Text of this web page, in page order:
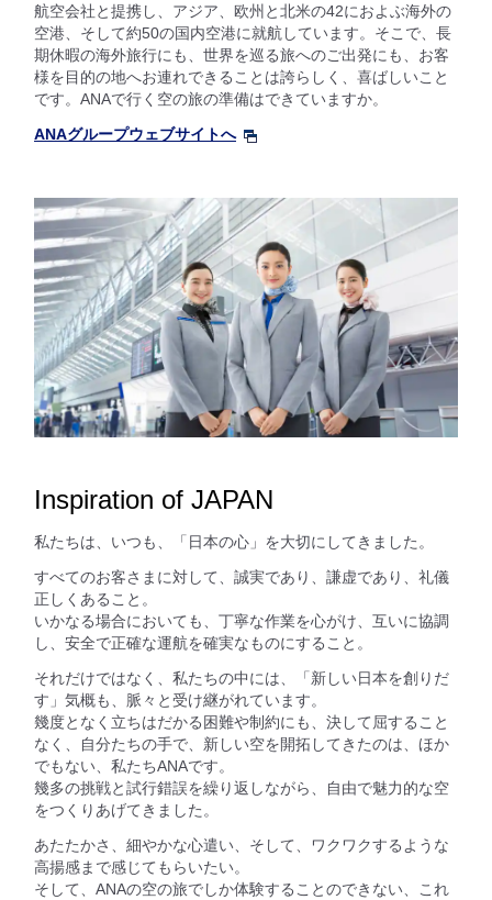
航空会社と提携し、アジア、欧州と北米の42におよぶ海外の
空港、そして約50の国内空港に就航しています。そこで、長
期休暇の海外旅行にも、世界を巡る旅へのご出発にも、お客
様を目的の地へお連れできることは誇らしく、喜ばしいこと
です。ANAで行く空の旅の準備はできていますか。
ANAグループウェブサイトへ
Inspiration of JAPAN
私たちは、いつも、「日本の心」を大切にしてきました。
すべてのお客さまに対して、誠実であり、謙虚であり、礼儀
正しくあること。
いかなる場合においても、丁寧な作業を心がけ、互いに協調
し、安全で正確な運航を確実なものにすること。
それだけではなく、私たちの中には、「新しい日本を創りだ
す」気概も、脈々と受け継がれています。
幾度となく立ちはだかる困難や制約にも、決して屈すること
なく、自分たちの手で、新しい空を開拓してきたのは、ほか
でもない、私たちANAです。
幾多の挑戦と試行錯誤を繰り返しながら、自由で魅力的な空
をつくりあげてきました。
あたたかさ、細やかな心遣い、そして、ワクワクするような
高揚感まで感じてもらいたい。
そして、ANAの空の旅でしか体験することのできない、これ